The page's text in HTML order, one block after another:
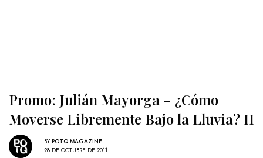
Promo: Julián Mayorga – ¿Cómo
Moverse Libremente Bajo la Lluvia? II
BY POTQ MAGAZINE
28 DE OCTUBRE DE 2011